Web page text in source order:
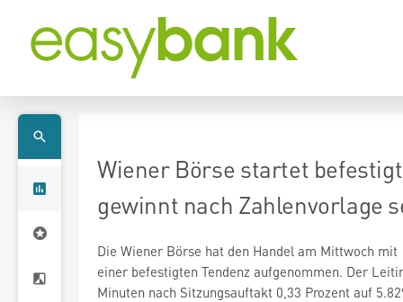
Wiener Börse startet
gewinnt nach Zahlenvorlage
Die Wiener Börse hat den Handel am Mittwoch mit
einer befestigten Tendenz aufgenommen. Der
Minuten nach Sitzungsauftakt 0,33 Prozent auf